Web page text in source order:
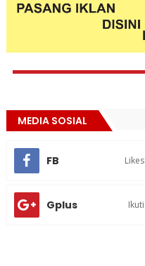
MEDIA SOSIAL
FB Likes
Gplus Ikuti